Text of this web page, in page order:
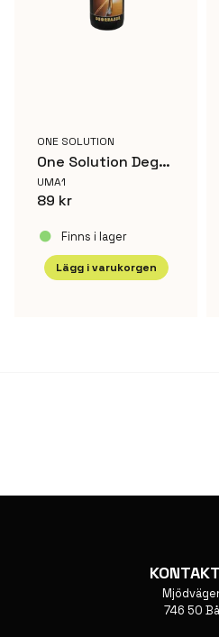
ONE SOLUTION
One Solution Degreaser avfettningsmedel 1L
UMA1
89 kr
Finns i lager
Lägg i varukorgen
746 50